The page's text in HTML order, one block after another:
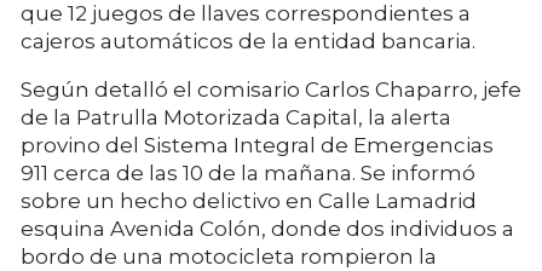
que 12 juegos de llaves correspondientes a
cajeros automáticos de la entidad bancaria.
Según detalló el comisario Carlos Chaparro, jefe
de la Patrulla Motorizada Capital, la alerta
provino del Sistema Integral de Emergencias
911 cerca de las 10 de la mañana. Se informó
sobre un hecho delictivo en Calle Lamadrid
esquina Avenida Colón, donde dos individuos a
bordo de una motocicleta rompieron la